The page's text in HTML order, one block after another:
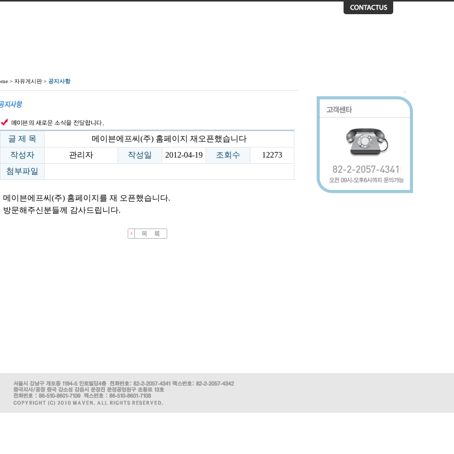
> 자유게시판 > 공지사항
글 제 목
메이븐에프씨(주) 홈페이지 재오픈했습니다
작성자
관리자 작성일 2012-04-19 조회수
12273
첨부파일
메이븐에프씨(주) 홈페이지를 재 오픈했습니다.
방문해주신분들께 감사드립니다.